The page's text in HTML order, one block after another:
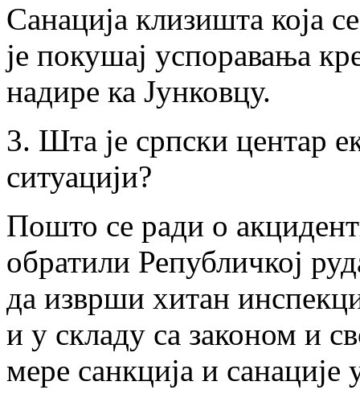
Санација клизишта која
је покушај успоравања
надире ка Јунковцу.
3. Шта је српски центар
ситуацији?
Пошто се ради о
обратили Републичкој
да изврши хитан
и у складу са законом и
мере санкција и